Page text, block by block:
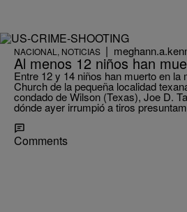
NACIONAL, NOTICIAS |
Al menos 12 niños han
Entre 12 y 14 niños han muerto en
Church de la pequeña localidad
condado de Wilson (Texas), Joe D.
dónde ayer irrumpió a tiros
Comments